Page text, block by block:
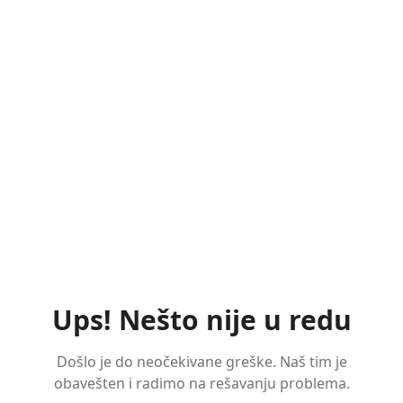
Ups! Nešto nije u redu
Došlo je do neočekivane greške. Naš tim je
obavešten i radimo na rešavanju problema.